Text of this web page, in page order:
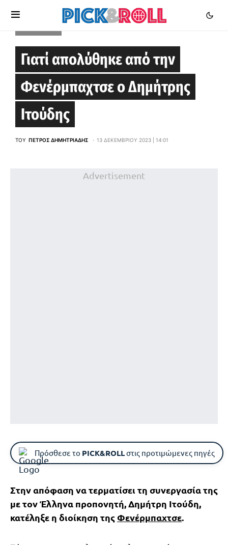
Γιατί απολύθηκε από την
Φενέρμπαχτσε ο Δημήτρης
Ιτούδης
ΤΟΥ ΠΈΤΡΟΣ ΔΗΜΗΤΡΙΆΔΗΣ 13 ΔΕΚΕΜΒΡΊΟΥ 2023 | 14:01
Advertisement
Πρόσθεσε το PICK&ROLLστις προτιμώμενες πηγές
Στην απόφαση να τερματίσει τη συνεργασία της
με τον Έλληνα προπονητή, Δημήτρη Ιτούδη,
κατέληξε η διοίκηση τηςΦενέρμπαχτσε.